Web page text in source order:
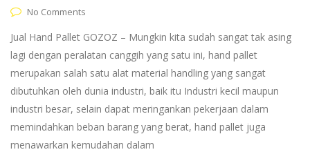
No Comments
Jual Hand Pallet GOZOZ – Mungkin kita sudah sangat tak asing
lagi dengan peralatan canggih yang satu ini, hand pallet
merupakan salah satu alat material handling yang sangat
dibutuhkan oleh dunia industri, baik itu Industri kecil maupun
industri besar, selain dapat meringankan pekerjaan dalam
memindahkan beban barang yang berat, hand pallet juga
menawarkan kemudahan dalam